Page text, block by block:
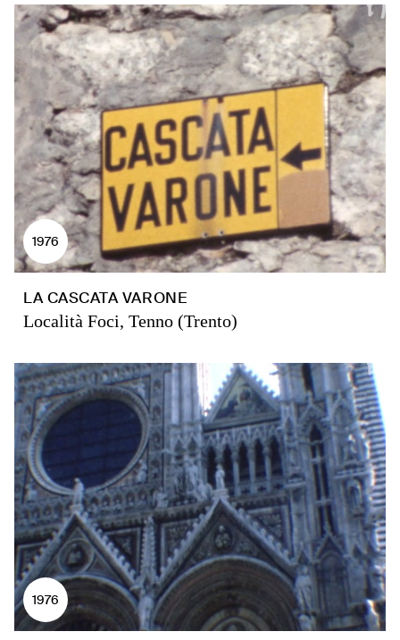
1976
LA CASCATA VARONE
Località Foci, Tenno (Trento)
1976